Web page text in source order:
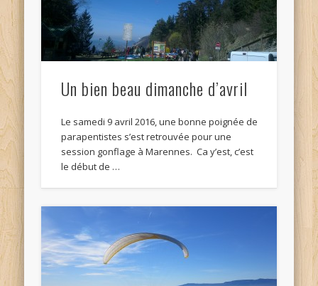
Un bien beau dimanche d’avril
Le samedi 9 avril 2016, une bonne poignée de
parapentistes s’est retrouvée pour une
session gonflage à Marennes. Ca y’est, c’est
le début de …